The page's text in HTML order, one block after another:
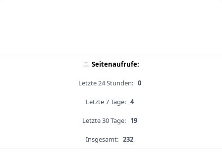
Seitenaufrufe:
Letzte 24 Stunden: 0
Letzte 7 Tage: 4
Letzte 30 Tage: 19
Insgesamt: 232